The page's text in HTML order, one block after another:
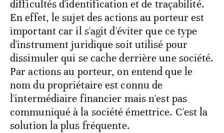
difficultés d'identification et de traçabilité.
En effet, le sujet des actions au porteur est
important car il s'agit d'éviter que ce type
d'instrument juridique soit utilisé pour
dissimuler qui se cache derrière une société.
Par actions au porteur, on entend que le
nom du propriétaire est connu de
l'intermédiaire financier mais n'est pas
communiqué à la société émettrice. C'est la
solution la plus fréquente.